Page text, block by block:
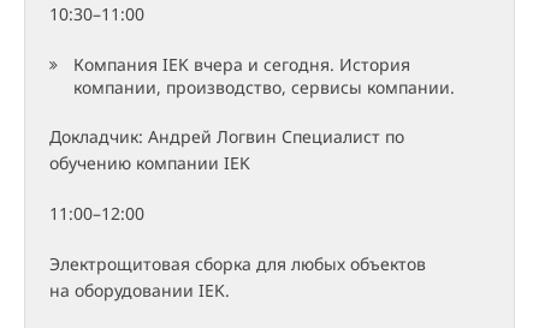
10:30–11:00
Компания IEK вчера и сегодня. История
компании, производство, сервисы компании.
Докладчик: Андрей Логвин Специалист по
обучению компании IEK
11:00–12:00
Электрощитовая сборка для любых объектов
на оборудовании IEK.